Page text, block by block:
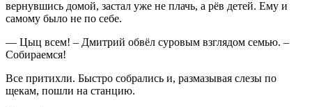
вернувшись домой, застал уже не плачь, а рёв детей. Ему и
самому было не по себе.
— Цыц всем! – Дмитрий обвёл суровым взглядом семью. –
Собираемся!
Все притихли. Быстро собрались и, размазывая слезы по
щекам, пошли на станцию.